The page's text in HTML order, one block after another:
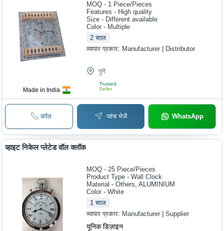
Made in India
MOQ - 1 Piece/Pieces
Features - High quality
Size - Different available
Color - Multiple
2 साल
व्यापार प्रकार: Manufacturer | Distributor
पुणे
Trusted
Seller
कॉल जांच भेजें WhatsApp
व्हाइट निकेल प्लेटेड वॉल क्लॉक
MOQ - 25 Piece/Pieces
Product Type - Wall Clock
Material - Others, ALUMINIUM
Color - White
1 साल
व्यापार प्रकार: Manufacturer | Supplier
यूनिक डिज़ाइन